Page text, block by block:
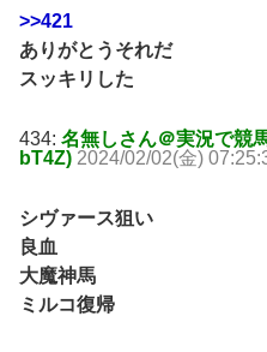
>>421
ありがとうそれだ
スッキリした
434: 名無しさん＠実況で競
bT4Z) 2024/02/02(金)
シヴァース狙い
良血
大魔神馬
ミルコ復帰